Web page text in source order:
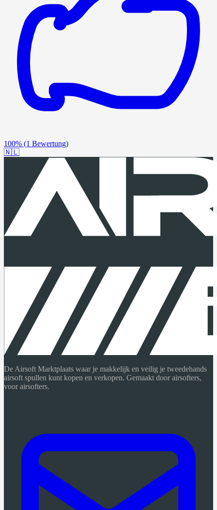
100% (1 Bewertung)
🇳🇱
De Airsoft Marktplaats waar je makkelijk en veilig je tweedehands
airsoft spullen kunt kopen en verkopen. Gemaakt door airsofters,
voor airsofters.